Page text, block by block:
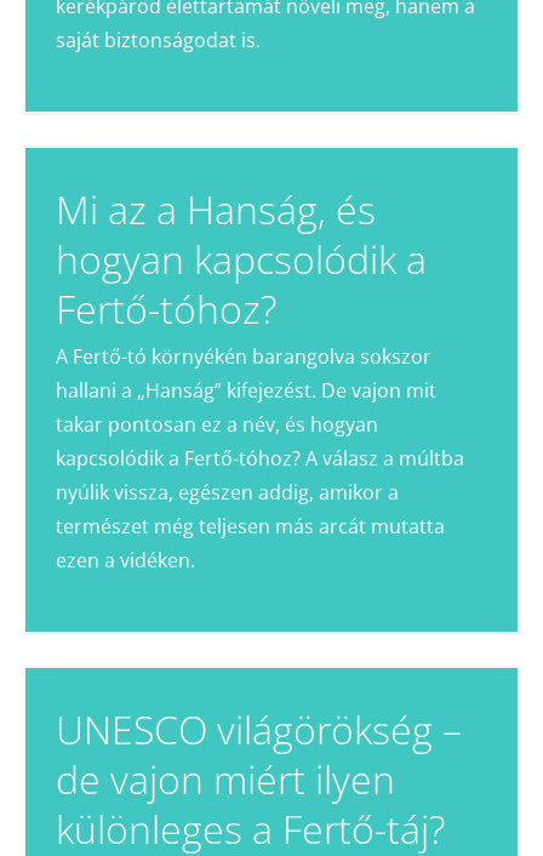
kerékpárod élettartamát növeli meg, hanem a
saját biztonságodat is.
Mi az a Hanság, és
hogyan kapcsolódik a
Fertő-tóhoz?
A Fertő-tó környékén barangolva sokszor
hallani a „Hanság” kifejezést. De vajon mit
takar pontosan ez a név, és hogyan
kapcsolódik a Fertő-tóhoz? A válasz a múltba
nyúlik vissza, egészen addig, amikor a
természet még teljesen más arcát mutatta
ezen a vidéken.
UNESCO világörökség –
de vajon miért ilyen
különleges a Fertő-táj?